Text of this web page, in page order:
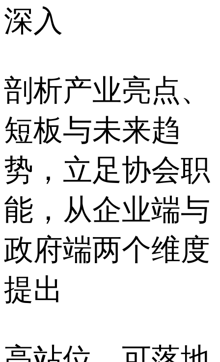
深入
剖析产业亮点、
短板与未来趋
势，立足协会职
能，从企业端与
政府端两个维度
提出